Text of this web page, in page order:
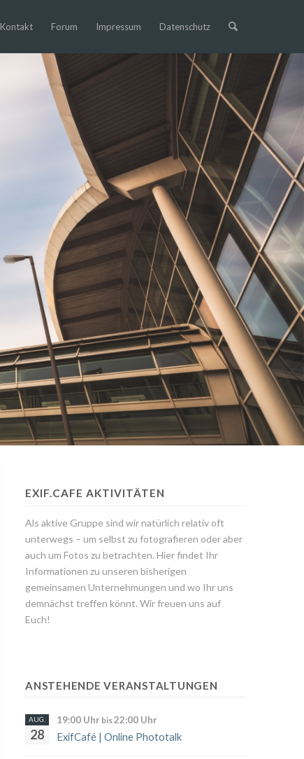
Kontakt Forum Impressum Datenschutz
EXIF.CAFE AKTIVITÄTEN
Als aktive Gruppe sind wir natürlich relativ oft
unterwegs – um selbst zu fotografieren oder aber
auch um Fotos zu betrachten. Hier findet Ihr
Informationen zu unseren bisherigen
gemeinsamen Unternehmungen und wo Ihr uns
demnächst treffen könnt. Wir freuen uns auf
Euch!
ANSTEHENDE VERANSTALTUNGEN
AUG.
28
19:00 Uhr bis22:00 Uhr
ExifCafé | Online Phototalk